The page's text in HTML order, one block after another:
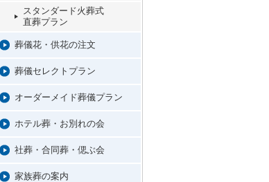
スタンダード火葬式
直葬プラン
葬儀花・供花の注文
葬儀セレクトプラン
オーダーメイド葬儀プラン
ホテル葬・お別れの会
社葬・合同葬・偲ぶ会
家族葬の案内